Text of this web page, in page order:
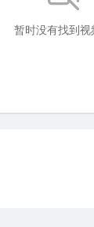
暂时没有找到视